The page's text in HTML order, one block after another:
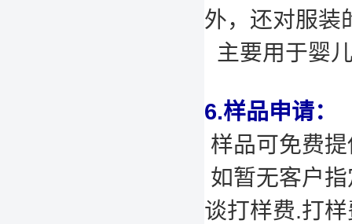
外，还对服装
主要用于婴
6.样品申请：
样品可免费
如暂无客户
谈打样费.打